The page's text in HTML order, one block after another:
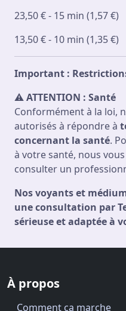
23,50 € - 15 min (1,57 €)
13,50 € - 10 min (1,35 €)
Important :
⚠ATTENTION : Santé
Conformément à la loi,
autorisés à répondre à
concernant la santé.
à votre santé, nous
consulter un
Nos voyants et
une consultation par
sérieuse et adaptée à
À propos
Comment ça marche